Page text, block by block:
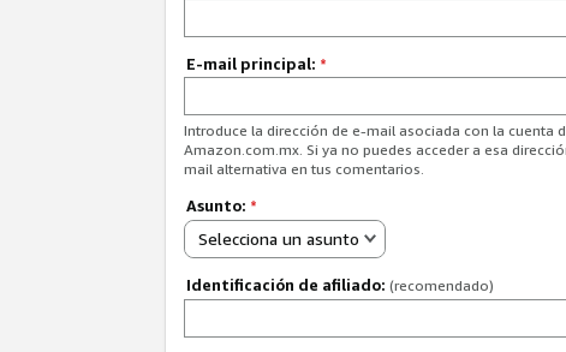
E-mail principal: *
Introduce la dirección de e-mail asociada con la cuenta
Amazon.com.mx. Si ya no puedes acceder a esa
mail alternativa en tus comentarios.
Asunto: *
Selecciona un asunto
Identificación de afiliado: (recomendado)